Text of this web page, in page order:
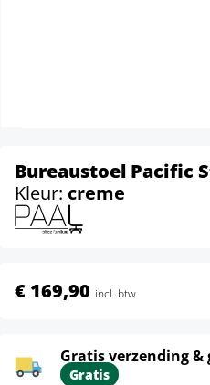
Bureaustoel Pacific
Kleur: creme
€ 169,90 incl. btw
Gratis verzending
Gratis